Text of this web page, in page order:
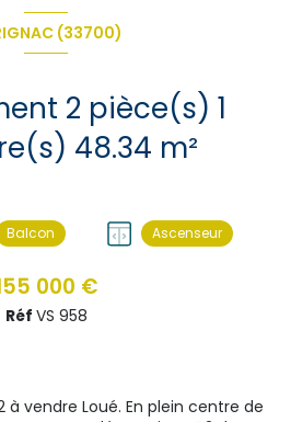
(33700)
1
chambre(s) 48.34 m²
Balcon Ascenseur
000 €
Réf VS 958
vendre Loué. En plein centre de